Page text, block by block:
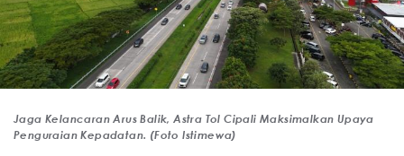
Jaga Kelancaran Arus Balik, Astra Tol Cipali Maksimalkan Upaya
Penguraian Kepadatan. (Foto Istimewa)